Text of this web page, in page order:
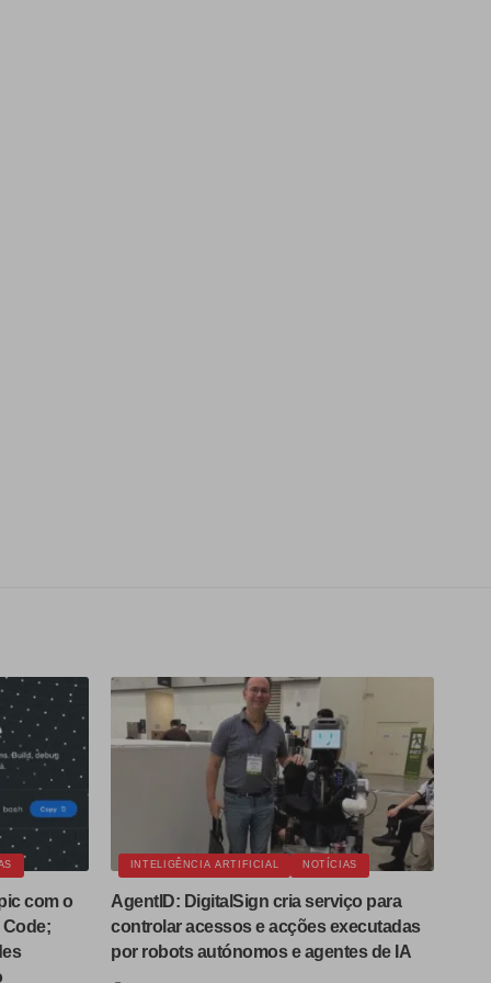
com o
INTELIGÊNCIA ARTIFICIAL NOTÍCIAS
AgentID: DigitalSign cria serviço para
controlar acessos e acções executadas
por robots autónomos e agentes de IA